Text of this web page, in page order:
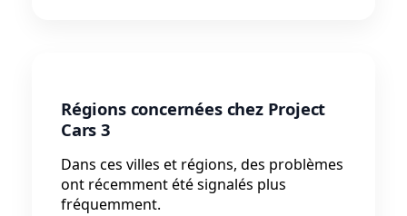
Régions concernées chez Project
Cars 3
Dans ces villes et régions, des problèmes
ont récemment été signalés plus
fréquemment.